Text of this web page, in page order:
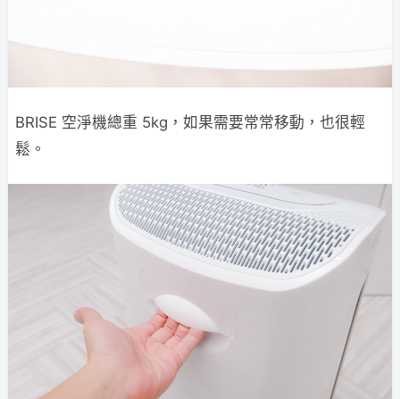
BRISE 空淨機總重 5kg，如果需要常常移動，也很輕
鬆。